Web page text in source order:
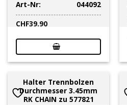
Art-Nr:
044092
CHF39.90
Halter Trennbolzen
Durchmesser 3.45mm
RK CHAIN zu 577821